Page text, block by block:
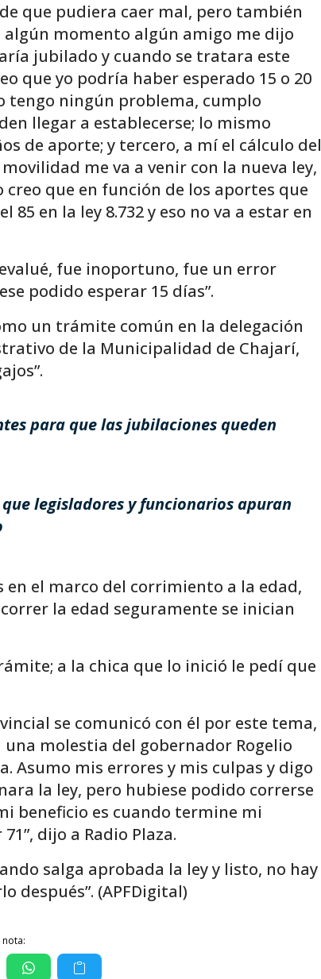
que pudiera caer mal, pero también
momento algún amigo me dijo
jubilado y cuando se tratara este
que yo podría haber esperado 15 o 20
tengo ningún problema, cumplo
llegar a establecerse; lo mismo
de aporte; y tercero, a mí el cálculo del
me va a venir con la nueva ley,
que en función de los aportes que
85 en la ley 8.732 y eso no va a estar en
fue inoportuno, fue un error
podido esperar 15 días”.
un trámite común en la delegación
de la Municipalidad de Chajarí,
para que las jubilaciones queden
legisladores y funcionarios apuran
el marco del corrimiento a la edad,
la edad seguramente se inician
a la chica que lo inició le pedí que
se comunicó con él por este tema,
una molestia del gobernador Rogelio
Asumo mis errores y mis culpas y digo
la ley, pero hubiese podido correrse
beneficio es cuando termine mi
dijo a Radio Plaza.
salga aprobada la ley y listo, no hay
después”. (APFDigital)